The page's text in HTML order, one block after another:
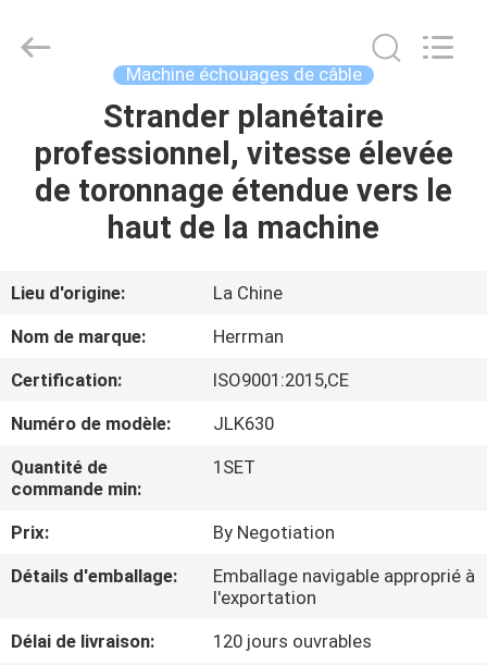
MAISON
PRODUITS
PROPOS
DE
NOUS
VISITE
D'USINE
CONTRÔLE
DE
Rights
Reserved.
Machine échouages de câble
Strander planétaire
professionnel, vitesse élevée
de toronnage étendue vers le
haut de la machine
Lieu d'origine:
La Chine
Nom de marque:
Herrman
Certification:
ISO9001:2015,CE
Numéro de modèle:
JLK630
Quantité de
commande min:
1SET
Prix:
By Negotiation
Détails d'emballage:
Emballage navigable approprié à
l'exportation
Délai de livraison:
120 jours ouvrables